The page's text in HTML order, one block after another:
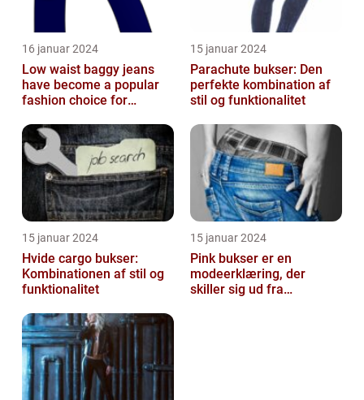
16 januar 2024
Low waist baggy jeans
have become a popular
fashion choice for
comfort without...
15 januar 2024
Parachute bukser: Den
perfekte kombination af
stil og funktionalitet
15 januar 2024
Hvide cargo bukser:
Kombinationen af stil og
funktionalitet
15 januar 2024
Pink bukser er en
modeerklæring, der
skiller sig ud fra